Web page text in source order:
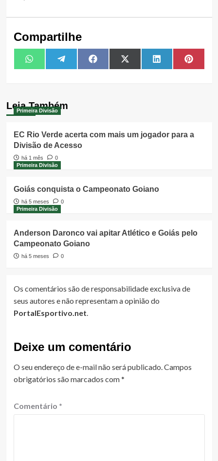
Compartilhe
Share
on
WhatsAppShare
on
TelegramShare
on
FacebookShare
on
X
(Twitter)
Share
on
LinkedIn Share
on
Leia Também
Primeira Divisão
EC Rio Verde acerta com mais um jogador para a
Divisão de Acesso
há 1 mês
0
Primeira Divisão
Goiás conquista o Campeonato Goiano
há 5 meses
0
Primeira Divisão
Anderson Daronco vai apitar Atlético e Goiás pelo
Campeonato Goiano
há 5 meses 0
Os comentários são de responsabilidade exclusiva de
seus autores e não representam a opinião do
PortalEsportivo.net.
Deixe um comentário
O seu endereço de e-mail não será publicado.Campos
obrigatórios são marcados com*
Comentário *